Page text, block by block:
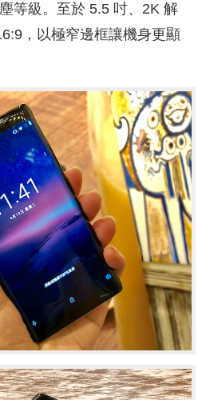
等級。至於 5.5 吋、2K 解
，以極窄邊框讓機身更顯